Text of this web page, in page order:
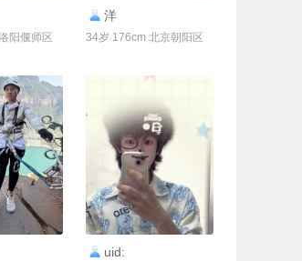
阳偃师区
洋
34岁 176cm 北京朝阳区
uid: